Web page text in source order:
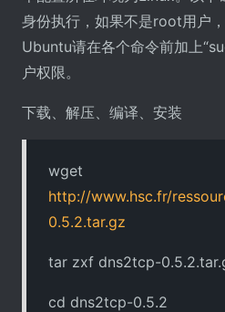
身份执行，如果不是root用户
Ubuntu请在各个命令前加上
户权限。
下载、解压、编译、安装
wget
http://www.hsc.fr/
0.5.2.tar.gz
tar zxf dns2tcp-
cd dns2tcp-0.5.2